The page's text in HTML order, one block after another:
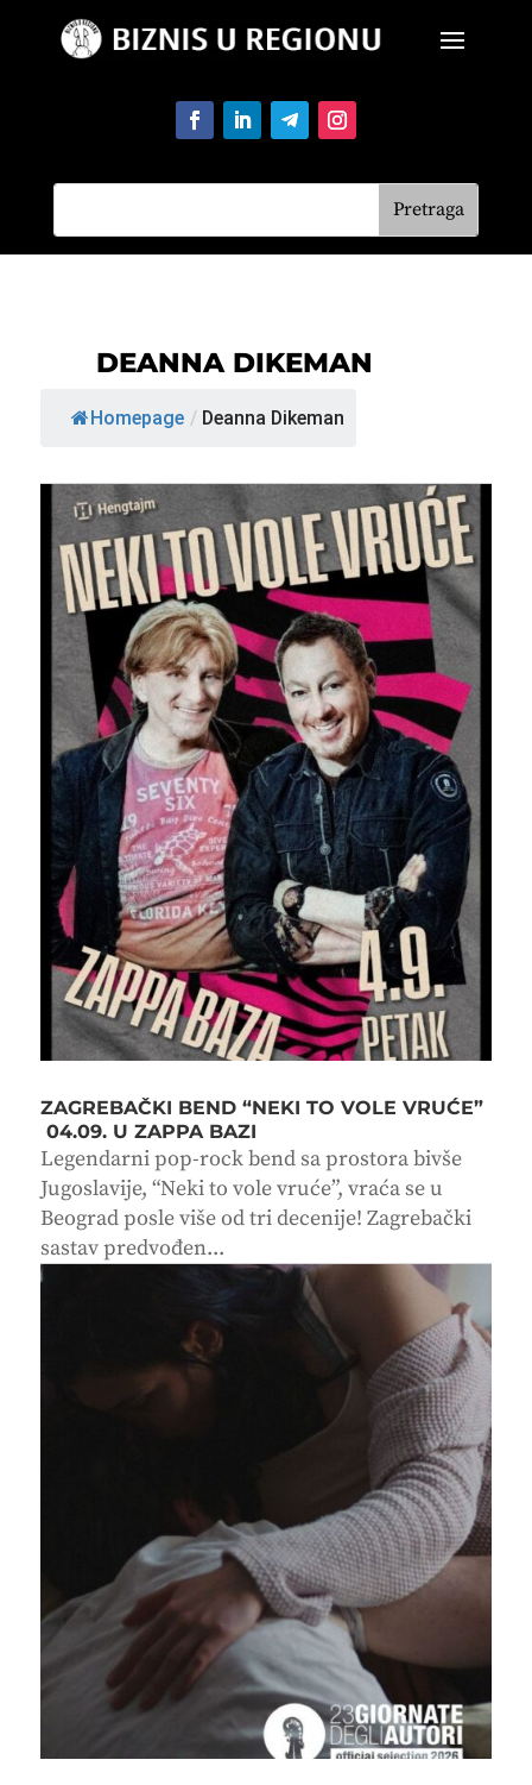
DEANNA DIKEMAN
Homepage / Deanna Dikeman
ZAGREBAČKI BEND “NEKI TO VOLE VRUĆE”
04.09. U ZAPPA BAZI
Legendarni pop-rock bend sa prostora bivše
Jugoslavije, “Neki to vole vruće”, vraća se u
Beograd posle više od tri decenije! Zagrebački
sastav predvođen...